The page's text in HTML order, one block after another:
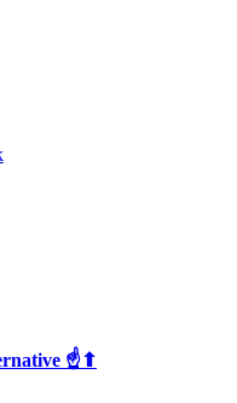
☝⬆